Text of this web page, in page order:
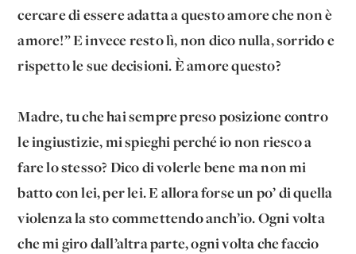
cercare di essere adatta a questo amore che non è
amore!” E invece resto lì, non dico nulla, sorrido e
rispetto le sue decisioni. È amore questo?
Madre, tu che hai sempre preso posizione contro
le ingiustizie, mi spieghi perché io non riesco a
fare lo stesso? Dico di volerle bene ma non mi
batto con lei, per lei. E allora forse un po’ di quella
violenza la sto commettendo anch’io. Ogni volta
che mi giro dall’altra parte, ogni volta che faccio